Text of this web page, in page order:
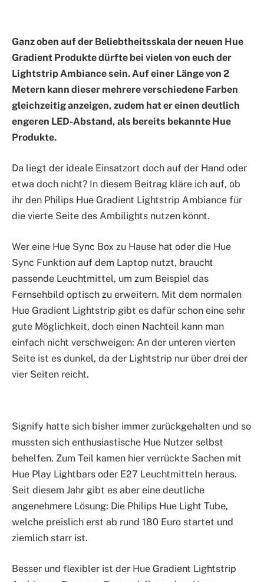
Ganz oben auf der Beliebtheitsskala der neuen Hue
Gradient Produkte dürfte bei vielen von euch der
Lightstrip Ambiance sein. Auf einer Länge von 2
Metern kann dieser mehrere verschiedene Farben
gleichzeitig anzeigen, zudem hat er einen deutlich
engeren LED-Abstand, als bereits bekannte Hue
Produkte.
Da liegt der ideale Einsatzort doch auf der Hand oder
etwa doch nicht? In diesem Beitrag kläre ich auf, ob
ihr den Philips Hue Gradient Lightstrip Ambiance für
die vierte Seite des Ambilights nutzen könnt.
Wer eine Hue Sync Box zu Hause hat oder die Hue
Sync Funktion auf dem Laptop nutzt, braucht
passende Leuchtmittel, um zum Beispiel das
Fernsehbild optisch zu erweitern. Mit dem normalen
Hue Gradient Lightstrip gibt es dafür schon eine sehr
gute Möglichkeit, doch einen Nachteil kann man
einfach nicht verschweigen: An der unteren vierten
Seite ist es dunkel, da der Lightstrip nur über drei der
vier Seiten reicht.
Signify hatte sich bisher immer zurückgehalten und so
mussten sich enthusiastische Hue Nutzer selbst
behelfen. Zum Teil kamen hier verrückte Sachen mit
Hue Play Lightbars oder E27 Leuchtmitteln heraus.
Seit diesem Jahr gibt es aber eine deutliche
angenehmere Lösung: Die Philips Hue Light Tube,
welche preislich erst ab rund 180 Euro startet und
ziemlich starr ist.
Besser und flexibler ist der Hue Gradient Lightstrip